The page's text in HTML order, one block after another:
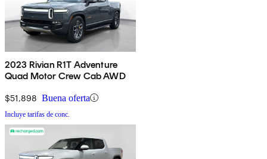
2023 Rivian R1T Adventure
Quad Motor Crew Cab AWD
$51,898 Buena oferta
Incluye tarifas de conc.